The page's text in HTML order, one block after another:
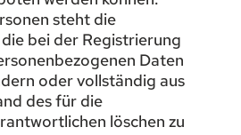
steht die
bei der Registrierung
Daten
oder vollständig aus
des für die
löschen zu